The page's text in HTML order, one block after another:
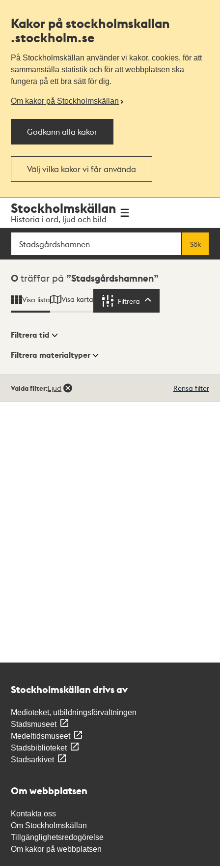
Kakor på stockholmskallan
.stockholm.se
På Stockholmskällan använder vi kakor, cookies, för att
sammanställa statistik och för att webbplatsen ska
fungera på ett bra sätt för dig.
Om kakor på Stockholmskällan
Godkänn alla kakor
Välj vilka kakor vi får använda
navigationen
huvudinnehållet
Stockholmskällan
Historia i ord, ljud och bild
Sök
Sök
Sökresultat
0 träffar på Stadsgårdshamnen
Visa lista Visa karta Filtrera
Visningsläge
Filtrera tid
Filtrera materialtyper
träffar
Valda filter:Ljud Rensa filter
Stockholmskällan drivs av
Medioteket, utbildningsförvaltningen
Stadsmuseet
Medeltidsmuseet
Stadsbiblioteket
Stadsarkivet
Om webbplatsen
Kontakta oss
Om Stockholmskällan
Tillgänglighetsredogörelse
Om kakor på webbplatsen